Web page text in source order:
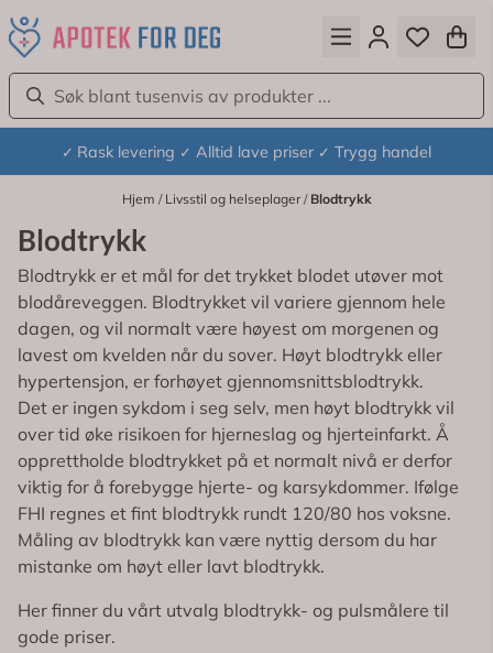
Hopp til innhold
✓ Rask levering ✓ Alltid lave priser ✓ Trygg handel
Hjem / Livsstil og helseplager/ Blodtrykk
Blodtrykk
Blodtrykk er et mål for det trykket blodet utøver mot
blodåreveggen. Blodtrykket vil variere gjennom hele
dagen, og vil normalt være høyest om morgenen og
lavest om kvelden når du sover. Høyt blodtrykk eller
hypertensjon, er forhøyet gjennomsnittsblodtrykk.
Det er ingen sykdom i seg selv, men høyt blodtrykk vil
over tid øke risikoen for hjerneslag og hjerteinfarkt. Å
opprettholde blodtrykket på et normalt nivå er derfor
viktig for å forebygge hjerte- og karsykdommer. Ifølge
FHI regnes et fint blodtrykk rundt 120/80 hos voksne.
Måling av blodtrykk kan være nyttig dersom du har
mistanke om høyt eller lavt blodtrykk.
Her finner du vårt utvalg blodtrykk- og pulsmålere til
gode priser.